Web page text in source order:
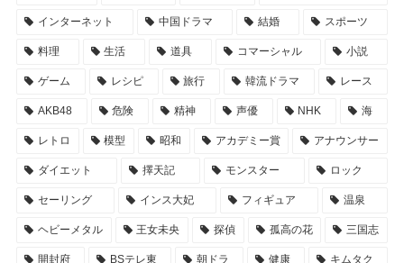
インターネット 中国ドラマ 結婚 スポーツ
料理 生活 道具 コマーシャル 小説
ゲーム レシピ 旅行 韓流ドラマ レース
AKB48 危険 精神 声優 NHK 海
レトロ 模型 昭和 アカデミー賞 アナウンサー
ダイエット 擇天記 モンスター ロック
セーリング インス大妃 フィギュア 温泉
ヘビーメタル 王女未央 探偵 孤高の花 三国志
開封府 BSテレ東 朝ドラ 健康 キムタク